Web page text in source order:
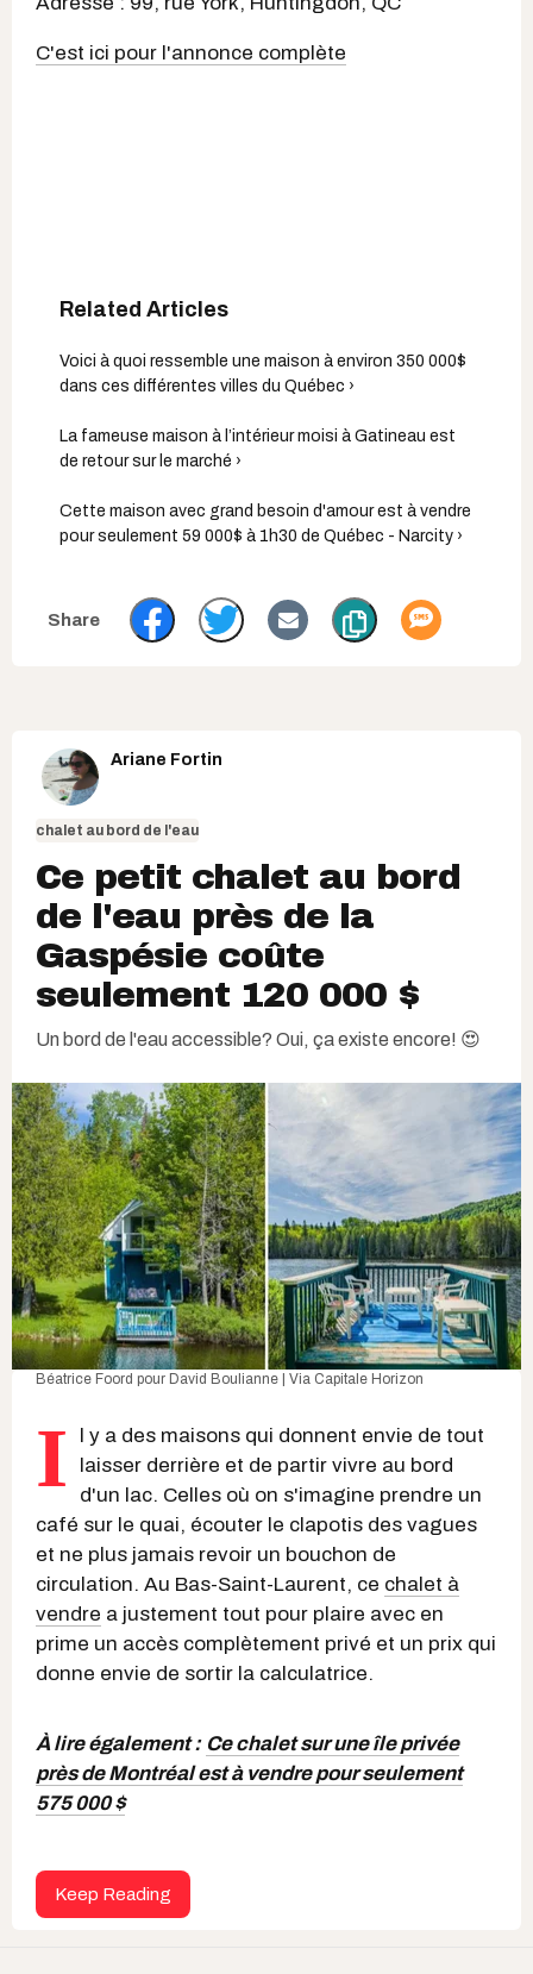
C'est ici pour l'annonce complète
Voici à quoi ressemble une maison à environ 350 000$
dans ces différentes villes du Québec ›
La fameuse maison à l’intérieur moisi à Gatineau est
de retour sur le marché ›
Cette maison avec grand besoin d'amour est à vendre
pour seulement 59 000$ à 1h30 de Québec - Narcity ›
Ariane Fortin
chalet au bord de l'eau
Ce petit chalet au bord
de l'eau près de la
Gaspésie coûte
seulement 120 000 $
Un bord de l'eau accessible? Oui, ça existe encore! 😍
Béatrice Foord pour David Boulianne | Via Capitale Horizon
I
l y a des maisons qui donnent envie de tout
laisser derrière et de partir vivre au bord
d'un lac. Celles où on s'imagine prendre un
café sur le quai, écouter le clapotis des vagues
et ne plus jamais revoir un bouchon de
circulation. Au Bas-Saint-Laurent, ce chalet à
vendre a justement tout pour plaire avec en
prime un accès complètement privé et un prix qui
donne envie de sortir la calculatrice.
À lire également : Ce chalet sur une île privée
près de Montréal est à vendre pour seulement
575 000 $
Keep Reading